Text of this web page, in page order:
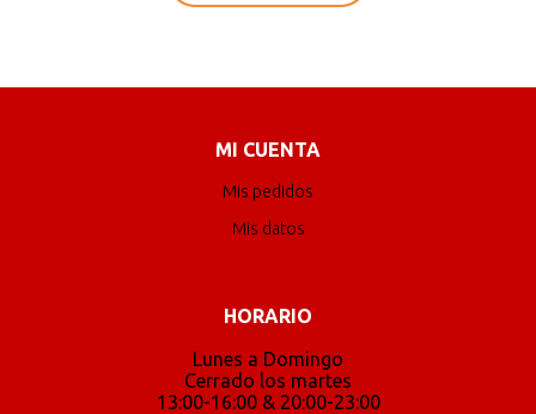
MI CUENTA
Mis pedidos
Mis datos
HORARIO
Lunes a Domingo
Cerrado los martes
13:00-16:00 & 20:00-23:00